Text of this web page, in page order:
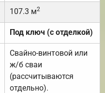
107.3 м2
Под ключ (с отделкой)
Свайно-винтовой или
ж/б сваи
(рассчитываются
отдельно).